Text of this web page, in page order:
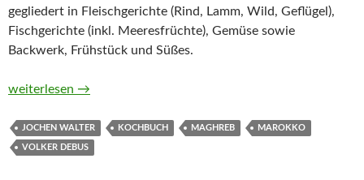
gegliedert in Fleischgerichte (Rind, Lamm, Wild, Geflügel),
Fischgerichte (inkl. Meeresfrüchte), Gemüse sowie
Backwerk, Frühstück und Süßes.
Das große Tajine-Kochbuch von Jochen Walter und Volker
weiterlesen →
JOCHEN WALTER KOCHBUCH MAGHREB MAROKKO
VOLKER DEBUS